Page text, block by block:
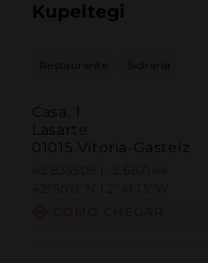
Kupeltegi
Restaurante Sidraría
Casa, 1
Lasarte
01015 Vitoria-Gasteiz